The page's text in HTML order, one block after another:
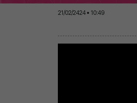
21/02/2424 • 10:49